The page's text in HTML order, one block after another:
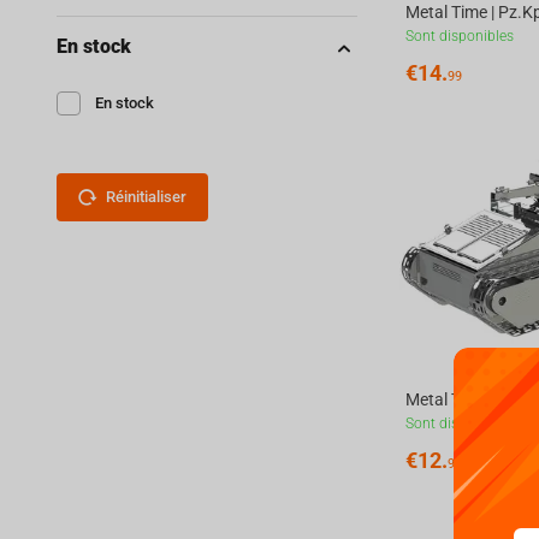
Sont disponibles
€14.99
Sont disponibles
€12.99
En stock
En stock
Réinitialiser